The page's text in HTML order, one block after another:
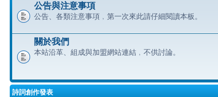
公告與注意事項
公告、各類注意事項﹐第一次來此請仔細閱讀本板。
關於我們
本站沿革、組成與加盟網站連結﹐不供討論。
詩詞創作發表